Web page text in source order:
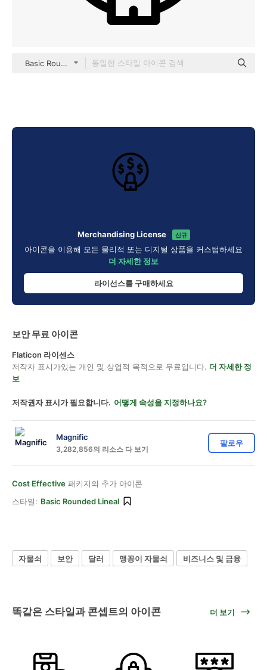
Basic Rounded Lineal
Merchandising License 신규
아이콘을 이용해 모든 물리적 또는 디지털 상품을 커스텀하세요
더 자세한 정보
라이선스를 구매하세요
보안 무료 아이콘
Flaticon 라이센스
저작자 표시가있는 개인 및 상업적 목적으로 무료입니다. 더 자세한 정
보
저작권자 표시가 필요합니다. 어떻게 속성을 지정하나요?
Magnific
3,282,856의 리소스 다 보기
팔로우
Cost Effective 패키지의 추가 아이콘
스타일: Basic Rounded Lineal
자물쇠 보안 달러 맹꽁이 자물쇠 비즈니스 및 금융
똑같은 스타일과 콘셉트의 아이콘 더 보기